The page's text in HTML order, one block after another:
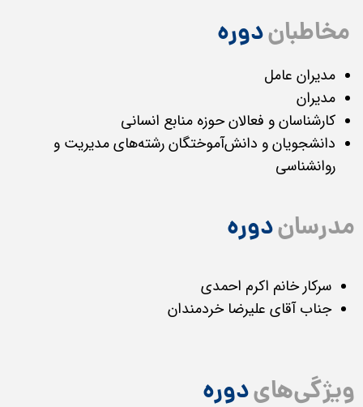
مخاطباندوره
مدیران عامل
مدیران
​​​​​​​کارشناسان و فعالان حوزه منابع انسانی
​​​​​​​دانشجویان و دانش‌آموختگان رشته‌های مدیریت و
روانشناسی
ویژگی‌هایدوره
مدرساندوره
سرکار خانم اکرم احمدی
جناب آقای علیرضا خردمندان